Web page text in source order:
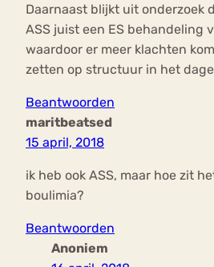
Daarnaast blijkt uit onderzoek
ASS juist een ES behandeling
waardoor er meer klachten
zetten op structuur in het
Beantwoorden
maritbeatsed
15 april, 2018
ik heb ook ASS, maar hoe zit
boulimia?
Beantwoorden
Anoniem